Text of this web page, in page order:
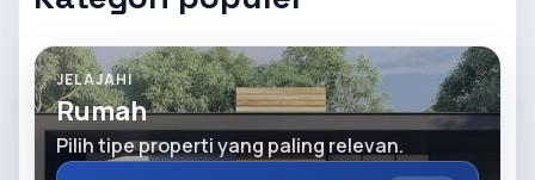
JELAJAHI
Rumah
Pilih tipe properti yang paling relevan.